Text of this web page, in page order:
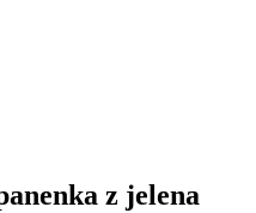
z jelena